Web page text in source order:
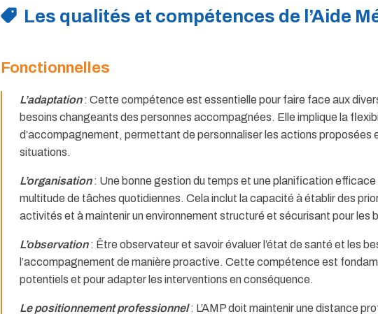
Les qualités et compétences de l’Aide
Fonctionnelles
L’adaptation: Cette compétence est essentielle pour faire face aux
besoins changeants des personnes accompagnées. Elle implique la
d’accompagnement, permettant de personnaliser les actions proposées
situations.
L’organisation: Une bonne gestion du temps et une planification
multitude de tâches quotidiennes. Cela inclut la capacité à établir des
activités et à maintenir un environnement structuré et sécurisant pour les
L’observation: Être observateur et savoir évaluer l’état de santé et les
l’accompagnement de manière proactive. Cette compétence est
potentiels et pour adapter les interventions en conséquence.
Le positionnement professionnel: L’AMP doit maintenir une distance